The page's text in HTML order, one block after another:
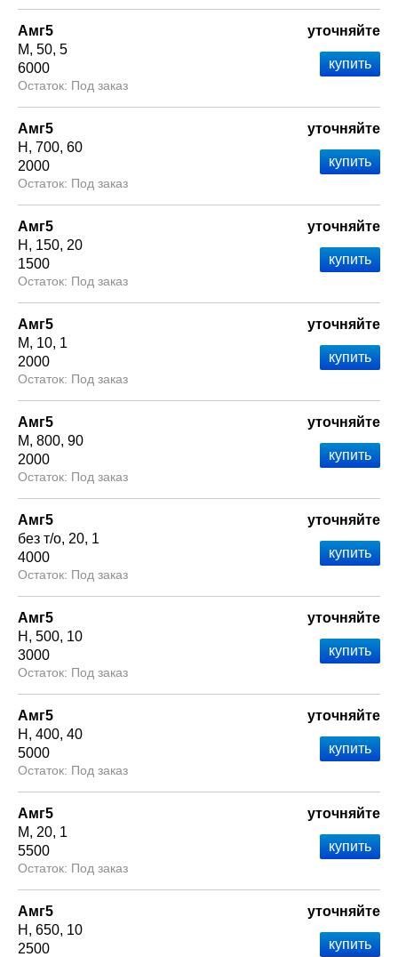
Амг5
М 50 5
6000
Под заказ
уточняйте
Амг5
Н
700 60
2000
Под заказ
уточняйте
Амг5
Н
150 20
1500
Под заказ
уточняйте
Амг5
М
10 1
2000
Под заказ
уточняйте
Амг5
М 800 90
2000
Под заказ
уточняйте
Амг5
без т/о 20 1
4000
Под заказ
уточняйте
Амг5
Н
500 10
3000
Под заказ
уточняйте
Амг5
Н
400 40
5000
Под заказ
уточняйте
Амг5
М
20 1
5500
Под заказ
уточняйте
Амг5
Н
650 10
2500
уточняйте